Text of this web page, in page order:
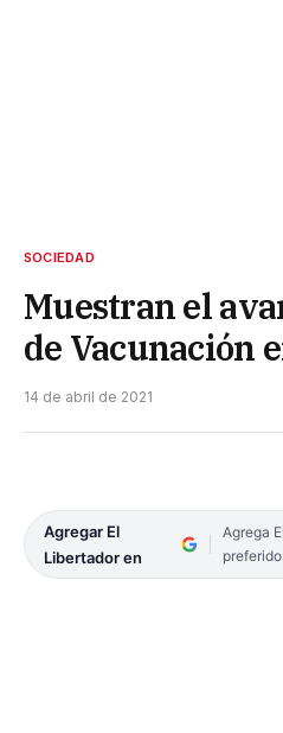
SOCIEDAD
Muestran el
de Vacunación
14 de abril de 2021
Agregar El
Libertador en
Agrega